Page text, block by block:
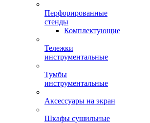
Перфорированные
стенды
Комплектующие
Тележки
инструментальные
Тумбы
инструментальные
Аксессуары на экран
Шкафы сушильные